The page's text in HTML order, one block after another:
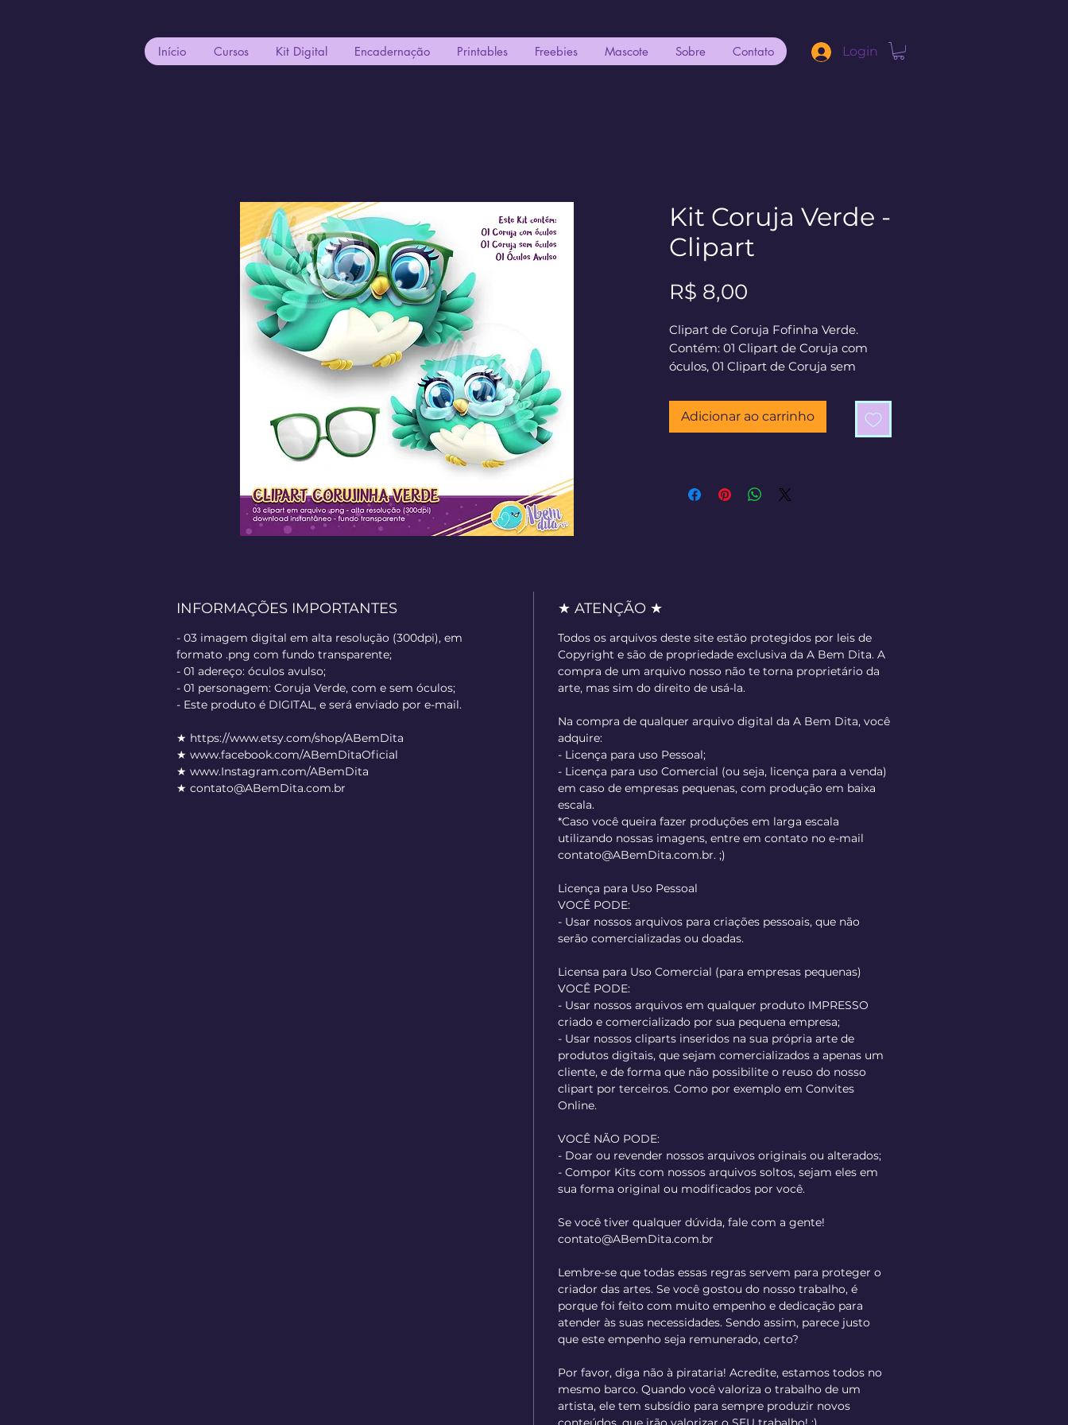
Início Cursos Kit Digital Encadernação Printables Freebies Mascote Sobre Contato Login
Kit Coruja Verde -
Clipart
R$ 8,00
Clipart de Coruja Fofinha Verde.
Contém: 01 Clipart de Coruja com
óculos, 01 Clipart de Coruja sem
Download Instantâneo após a
confirmação do pagamento.
Adicionar ao carrinho
INFORMAÇÕES IMPORTANTES
- 03 imagem digital em alta resolução (300dpi), em
formato .png com fundo transparente;
- 01 adereço: óculos avulso;
- 01 personagem: Coruja Verde, com e sem óculos;
- Este produto é DIGITAL, e será enviado por e-mail.
★ https://www.etsy.com/shop/ABemDita
★ www.facebook.com/ABemDitaOficial
★ www.Instagram.com/ABemDita
★ contato@ABemDita.com.br
★ ATENÇÃO ★
Todos os arquivos deste site estão protegidos por leis de
Copyright e são de propriedade exclusiva da A Bem Dita. A
compra de um arquivo nosso não te torna proprietário da
arte, mas sim do direito de usá-la.
Na compra de qualquer arquivo digital da A Bem Dita, você
adquire:
- Licença para uso Pessoal;
- Licença para uso Comercial (ou seja, licença para a venda)
em caso de empresas pequenas, com produção em baixa
escala.
*Caso você queira fazer produções em larga escala
utilizando nossas imagens, entre em contato no e-mail
contato@ABemDita.com.br. ;)
Licença para Uso Pessoal
VOCÊ PODE:
- Usar nossos arquivos para criações pessoais, que não
serão comercializadas ou doadas.
Licensa para Uso Comercial (para empresas pequenas)
VOCÊ PODE:
- Usar nossos arquivos em qualquer produto IMPRESSO
criado e comercializado por sua pequena empresa;
- Usar nossos cliparts inseridos na sua própria arte de
produtos digitais, que sejam comercializados a apenas um
cliente, e de forma que não possibilite o reuso do nosso
clipart por terceiros. Como por exemplo em Convites
Online.
VOCÊ NÃO PODE:
- Doar ou revender nossos arquivos originais ou alterados;
- Compor Kits com nossos arquivos soltos, sejam eles em
sua forma original ou modificados por você.
Se você tiver qualquer dúvida, fale com a gente!
contato@ABemDita.com.br
Lembre-se que todas essas regras servem para proteger o
criador das artes. Se você gostou do nosso trabalho, é
porque foi feito com muito empenho e dedicação para
atender às suas necessidades. Sendo assim, parece justo
que este empenho seja remunerado, certo?
Por favor, diga não à pirataria! Acredite, estamos todos no
mesmo barco. Quando você valoriza o trabalho de um
artista, ele tem subsídio para sempre produzir novos